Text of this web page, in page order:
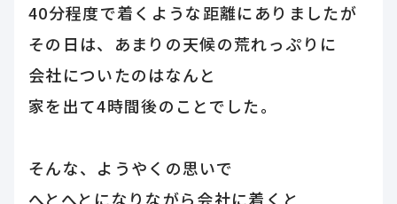
40分程度で着くような距離にありましたが
その日は、あまりの天候の荒れっぷりに
会社についたのはなんと
家を出て4時間後のことでした。
そんな、ようやくの思いで
へとへとになりながら会社に着くと